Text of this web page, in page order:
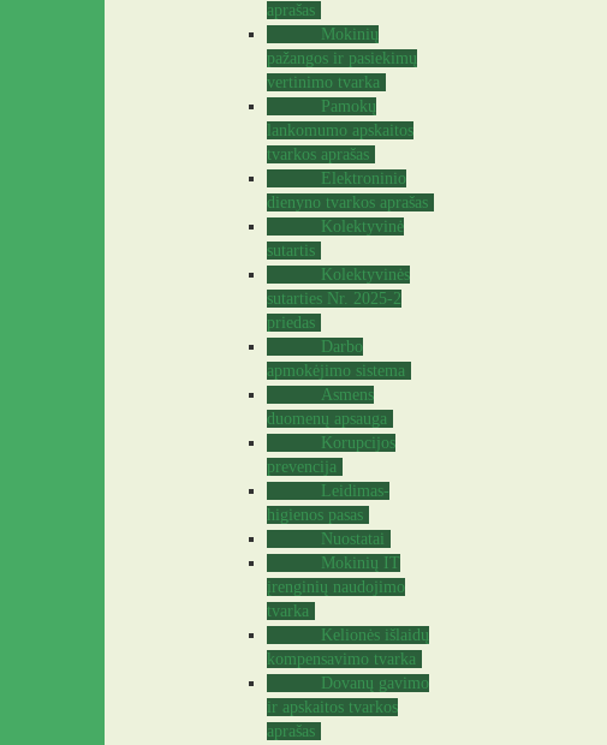
aprašas
Mokinių
pažangos ir pasiekimų
vertinimo tvarka
Pamokų
lankomumo apskaitos
tvarkos aprašas
Elektroninio
dienyno tvarkos aprašas
Kolektyvinė
sutartis
Kolektyvinės
sutarties Nr. 2025-2
priedas
Darbo
apmokėjimo sistema
Asmens
duomenų apsauga
Korupcijos
prevencija
Leidimas-
higienos pasas
Nuostatai
Mokinių IT
įrenginių naudojimo
tvarka
Kelionės išlaidų
kompensavimo tvarka
Dovanų gavimo
ir apskaitos tvarkos
aprašas